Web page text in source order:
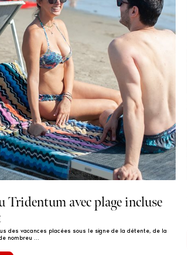
Tridentum avec plage incluse
des vacances placées sous le signe de la détente, de la
nombreu ...